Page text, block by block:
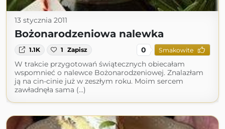
13 stycznia 2011
Bożonarodzeniowa nalewka
1.1K 1 Zapisz 0 Smakowite
W trakcie przygotowań świątecznych obiecałam
wspomnieć o nalewce Bożonarodzeniowej. Znalazłam
ją na cin-cinie już w zeszłym roku. Moim sercem
zawładnęła sama (...)